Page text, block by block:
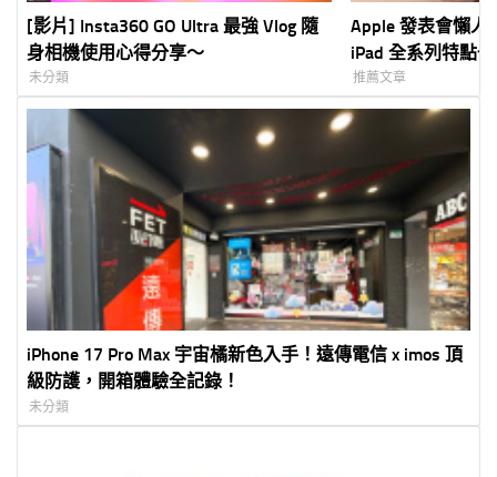
[影片] Insta360 GO Ultra 最強 Vlog 隨
身相機使用心得分享～
未分類
Apple 發表會懶人
iPad 全系列特點
推薦文章
iPhone 17 Pro Max 宇宙橘新色入手！遠傳電信 x imos 頂
級防護，開箱體驗全記錄！
未分類